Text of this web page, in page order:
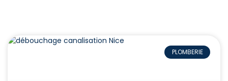
PLOMBERIE